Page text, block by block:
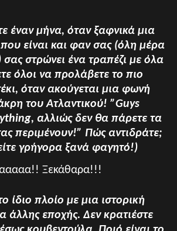
έναν μήνα, όταν ξαφνικά μια
είναι και φαν σας (όλη μέρα
στρώνει ένα τραπέζι με όλα
όλοι να προλάβετε το πιο
όταν ακούγεται μια φωνή
του Ατλαντικού! ”Guys
αλλιώς δεν θα πάρετε τα
περιμένουν!” Πώς αντιδράτε;
γρήγορα ξανά φαγητό!)
Ξεκάθαρα!!!
ίδιο πλοίο με μια ιστορική
άλλης εποχής. Δεν κρατιέστε